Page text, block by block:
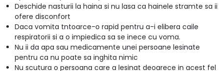
Deschide nasturii la haina si nu lasa ca hainele stramte sa ii
ofere disconfort
Daca vomita tntoarce-o rapid pentru a-i elibera caile
respiratorii si a o impiedica sa se inece cu voma.
Nu ii da apa sau medicamente unei persoane lesinate
pentru ca nu poate sa inghita nimic
Nu scutura o persoana care a lesinat deoarece in acest fel